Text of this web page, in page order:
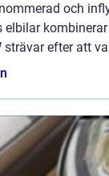
och
elbilar
strävar efter att